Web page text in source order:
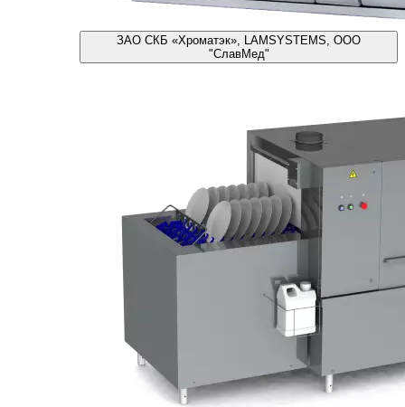
ЗАО СКБ «Хроматэк», LAMSYSTEMS, ООО
"СлавМед"